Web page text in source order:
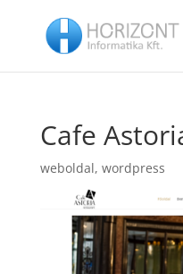
Cafe
weboldal, wordpress